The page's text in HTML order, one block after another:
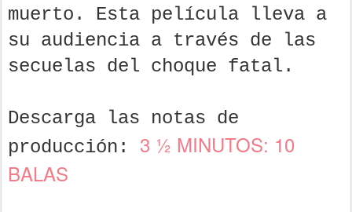
muerto. Esta película lleva a
su audiencia a través de las
secuelas del choque fatal.
Descarga las notas de
producción: 3 ½ MINUTOS: 10
BALAS